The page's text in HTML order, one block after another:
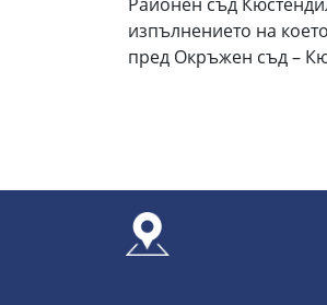
Районен съд
изпълнението на
пред Окръжен съд –